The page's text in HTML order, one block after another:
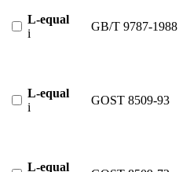
L-equal
i
GB/T 9787-1988
L-equal
i
GOST 8509-93
L-equal